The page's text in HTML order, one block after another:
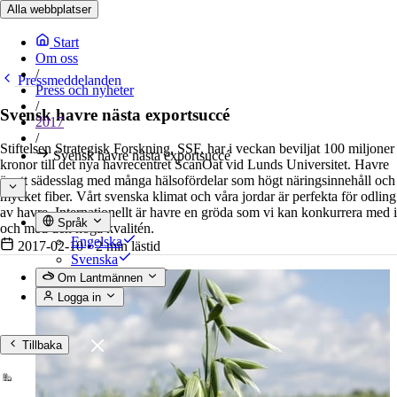
Alla webbplatser
Start
Om oss
/
Press och nyheter
/
2017
/
Svensk havre nästa exportsuccé
Språk
Engelska
Svenska
Om Lantmännen
Logga in
Tillbaka
Pressmeddelanden
Svensk havre nästa exportsuccé
Stiftelsen Strategisk Forskning, SSF, har i veckan beviljat 100 miljoner
kronor till det nya havrecentret ScanOat vid Lunds Universitet. Havre
är ett sädesslag med många hälsofördelar som högt näringsinnehåll och
mycket fiber. Vårt svenska klimat och våra jordar är perfekta för odling
av havre. Internationellt är havre en gröda som vi kan konkurrera med i
och med den höga kvalitén.
2017-02-10• 2 min lästid